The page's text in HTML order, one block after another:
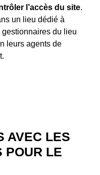
l’accès du site.
un lieu dédié à
gestionnaires du lieu
leurs agents de
AVEC LES
POUR LE